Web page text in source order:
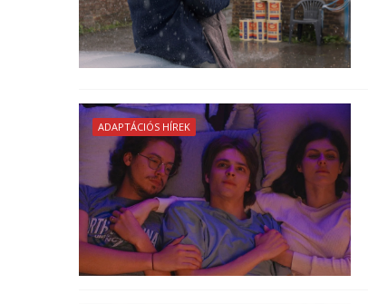
ADAPTÁCIÓS HÍREK